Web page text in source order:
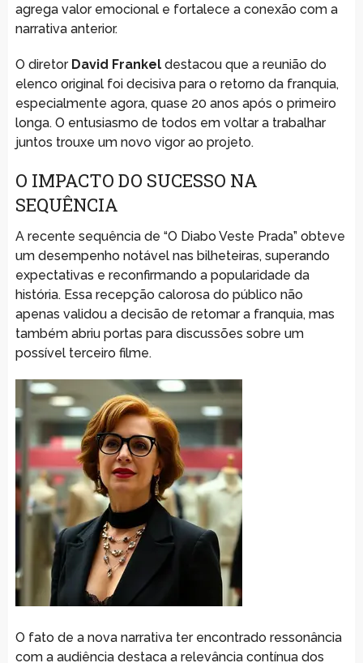
agrega valor emocional e fortalece a conexão com a
narrativa anterior.
O diretor David Frankeldestacou que a reunião do
elenco original foi decisiva para o retorno da franquia,
especialmente agora, quase 20 anos após o primeiro
longa. O entusiasmo de todos em voltar a trabalhar
juntos trouxe um novo vigor ao projeto.
O IMPACTO DO SUCESSO NA
SEQUÊNCIA
A recente sequência de “O Diabo Veste Prada” obteve
um desempenho notável nas bilheteiras, superando
expectativas e reconfirmando a popularidade da
história. Essa recepção calorosa do público não
apenas validou a decisão de retomar a franquia, mas
também abriu portas para discussões sobre um
possível terceiro filme.
O fato de a nova narrativa ter encontrado ressonância
com a audiência destaca a relevância contínua dos